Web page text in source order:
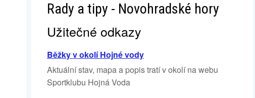
Rady a tipy - Novohradské hory
Užitečné odkazy
Běžky v okolí Hojné vody
Aktuální stav, mapa a popis tratí v okolí na webu
Sportklubu Hojná Voda